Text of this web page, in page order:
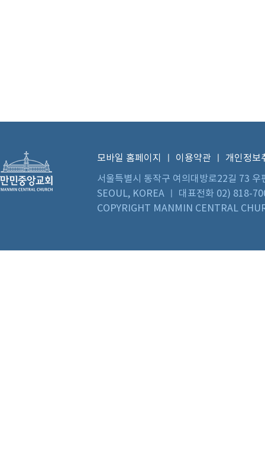
모바일 홈페이지 이용약관
개인정보
서울특별시 동작구 여의대방로22길 73
SEOUL, KOREA ㅣ 대표전화 02) 818-
COPYRIGHT MANMIN CENTRAL